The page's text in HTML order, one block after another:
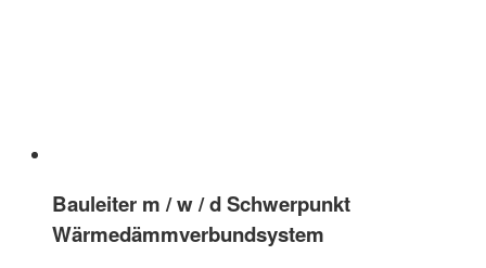
Bauleiter m / w / d Schwerpunkt
Wärmedämmverbundsystem